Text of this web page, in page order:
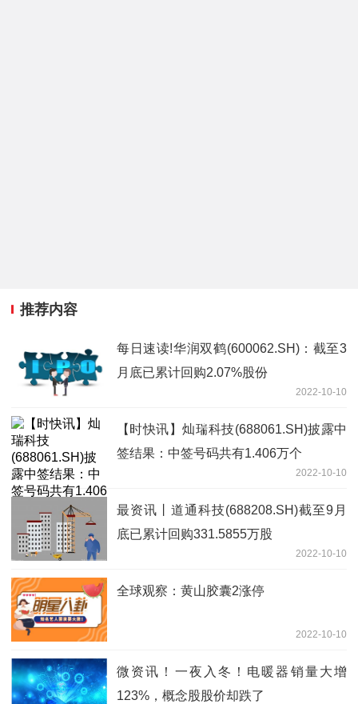
推荐内容
每日速读!华润双鹤(600062.SH)：截至3
月底已累计回购2.07%股份
2022-10-10
【时快讯】灿瑞科技(688061.SH)披露中
签结果：中签号码共有1.406万个
2022-10-10
最资讯丨道通科技(688208.SH)截至9月
底已累计回购331.5855万股
2022-10-10
全球观察：黄山胶囊2涨停
2022-10-10
微资讯！一夜入冬！电暖器销量大增
123%，概念股股价却跌了